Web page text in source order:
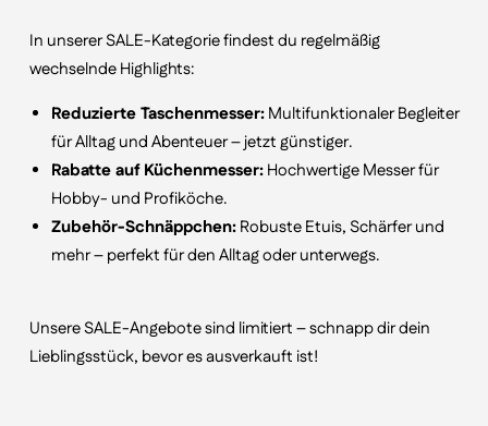
In unserer SALE-Kategorie findest du regelmäßig
wechselnde Highlights:
Reduzierte Taschenmesser:Multifunktionaler Begleiter
für Alltag und Abenteuer – jetzt günstiger.
Rabatte auf Küchenmesser:Hochwertige Messer für
Hobby- und Profiköche.
Zubehör-Schnäppchen:Robuste Etuis, Schärfer und
mehr – perfekt für den Alltag oder unterwegs.
Unsere SALE-Angebote sind limitiert – schnapp dir dein
Lieblingsstück, bevor es ausverkauft ist!